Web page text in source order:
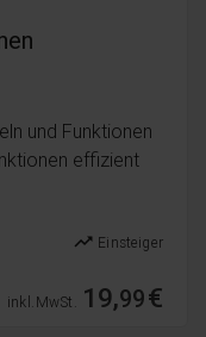
und Funktionen
effizient
trending_up Einsteiger
inkl. MwSt. 19,99€